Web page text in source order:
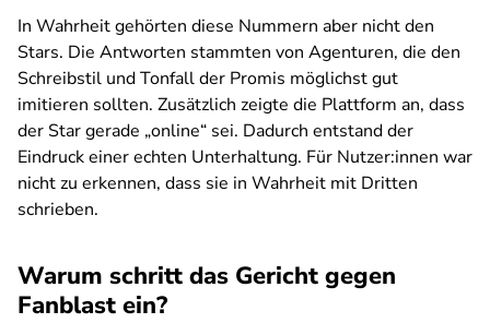
In Wahrheit gehörten diese Nummern aber nicht den
Stars. Die Antworten stammten von Agenturen, die den
Schreibstil und Tonfall der Promis möglichst gut
imitieren sollten. Zusätzlich zeigte die Plattform an, dass
der Star gerade „online“ sei. Dadurch entstand der
Eindruck einer echten Unterhaltung. Für Nutzer:innen war
nicht zu erkennen, dass sie in Wahrheit mit Dritten
schrieben.
Warum schritt das Gericht gegen
Fanblast ein?